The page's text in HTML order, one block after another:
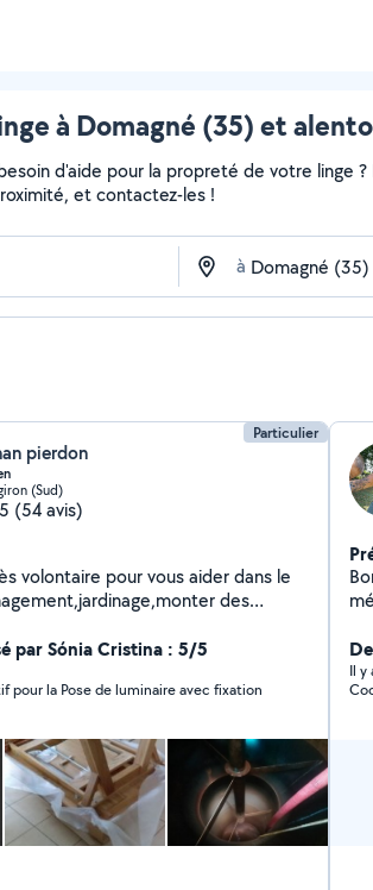
à Domagné (35) et
d'aide pour la propreté de votre linge
et contactez-les !
à
Particulier
pierdon
(Sud)
(54 avis)
volontaire pour vous aider dans le
des
par Sónia Cristina : 5/5
pour la Pose de luminaire avec fixation
Bonjour Je
repasser ;)
Il y